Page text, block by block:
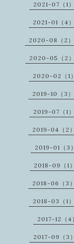
2021-07（1）
2021-01（4）
2020-08（2）
2020-05（2）
2020-02（1）
2019-10（3）
2019-07（1）
2019-04（2）
2019-01（3）
2018-09（1）
2018-06（3）
2018-03（1）
2017-12（4）
2017-09（3）